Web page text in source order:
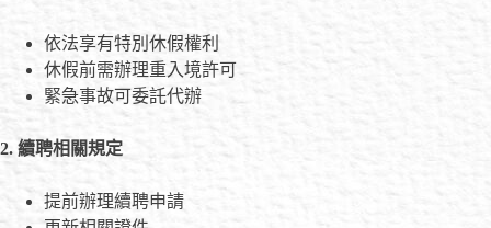
依法享有特別休假權利
休假前需辦理重入境許可
緊急事故可委託代辦
2. 續聘相關規定
提前辦理續聘申請